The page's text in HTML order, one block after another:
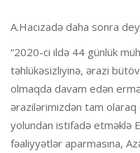
A.Hacızadə daha sonra
“2020-ci ildə 44 günlük
təhlükəsizliyinə, ərazi
olmaqda davam edən
ərazilərimizdən tam olaraq
yolundan istifadə etməklə
fəaliyyətlər aparmasına,